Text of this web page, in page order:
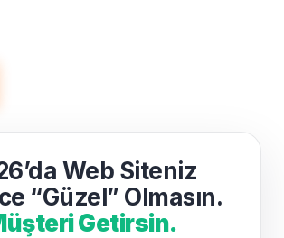
Web Siteniz
“Güzel” Olmasın.
Getirsin.